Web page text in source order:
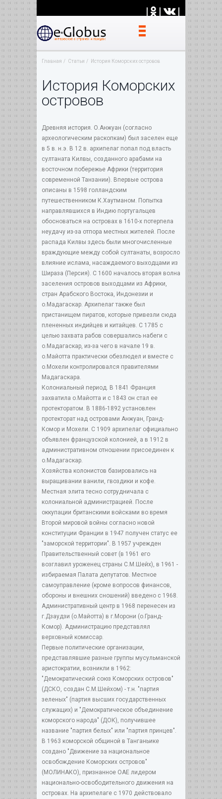
| | |
Главная Статьи История Коморских островов
История Коморских
островов
Древняя история. О.Анжуан (согласно
археологическим раскопкам) был заселен еще
в 5 в. н.э. В 12 в. архипелаг попал под власть
султаната Килвы, созданного арабами на
восточном побережье Африки (территория
современной Танзании). Впервые острова
описаны в 1598 голландским
путешественником К.Хаутманом. Попытка
направлявшихся в Индию португальцев
обосноваться на островах в 1610-х потерпела
неудачу из-за отпора местных жителей. После
распада Килвы здесь были многочисленные
враждующие между собой султанаты, возросло
влияние ислама, насаждаемого выходцами из
Шираза (Персия). С 1600 началось вторая волна
заселения островов выходцами из Африки,
стран Арабского Востока, Индонезии и
о.Мадагаскар. Архипелаг также был
пристанищем пиратов, которые привезли сюда
плененных индийцев и китайцев. С 1785 с
целью захвата рабов совершались набеги с
о.Мадагаскар, из-за чего в начале 19 в.
о.Майотта практически обезлюдел и вместе с
о.Мохели контролировался правителями
Мадагаскара.
Колониальный период. В 1841 Франция
захватила о.Майотта и с 1843 он стал ее
протекторатом. В 1886-1892 установлен
протекторат над островами Анжуан, Гранд-
Комор и Мохели. С 1909 архипелаг официально
объявлен французской колонией, а в 1912 в
административном отношении присоединен к
о.Мадагаскар.
Хозяйства колонистов базировались на
выращивании ванили, гвоздики и кофе.
Местная элита тесно сотрудничала с
колониальной администрацией. После
оккупации британскими войсками во время
Второй мировой войны согласно новой
конституции Франции в 1947 получен статус ее
"заморской территории". В 1957 учрежден
Правительственный совет (в 1961 его
возглавил уроженец страны С.М.Шейх), в 1961 -
избираемая Палата депутатов. Местное
самоуправление (кроме вопросов финансов,
обороны и внешних сношений) введено с 1968.
Административный центр в 1968 перенесен из
г.Дзаудзи (о.Майотта) в г.Морони (о.Гранд-
Комор). Администрацию представлял
верховный комиссар.
Первые политические организации,
представлявшие разные группы мусульманской
аристократии, возникли в 1962:
"Демократический союз Коморских островов"
(ДСКО, создан С.М.Шейхом) - т.н. "партия
зеленых" (партия высших государственных
служащих) и "Демократическое объединение
коморского народа" (ДОК), получившее
название "партия белых" или "партия принцев".
В 1963 коморской общиной в Танганьике
создано "Движение за национальное
освобождение Коморских островов"
(МОЛИНАКО), признанное ОАЕ лидером
национально-освободительного движения на
островах. На архипелаге с 1970 действовало